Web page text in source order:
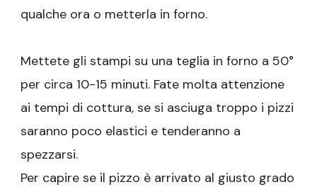
qualche ora o metterla in forno.
Mettete gli stampi su una teglia in forno a 50°
per circa 10-15 minuti. Fate molta attenzione
ai tempi di cottura, se si asciuga troppo i pizzi
saranno poco elastici e tenderanno a
spezzarsi.
Per capire se il pizzo è arrivato al giusto grado